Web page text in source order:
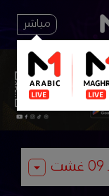
مباشر